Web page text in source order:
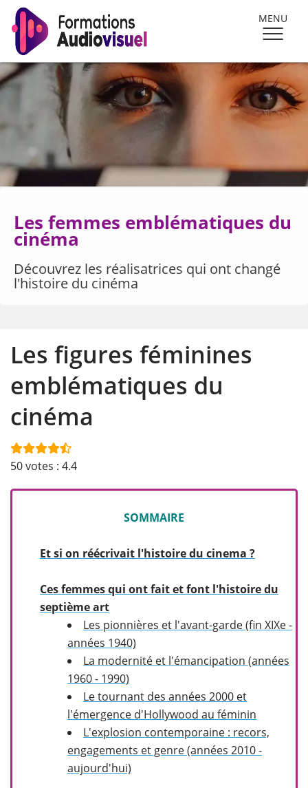
MENU
Les femmes emblématiques du
cinéma
Découvrez les réalisatrices qui ont changé
l'histoire du cinéma
Les figures féminines
emblématiques du
cinéma
50votes : 4.4
SOMMAIRE
Et si on réécrivait l'histoire du cinema ?
Ces femmes qui ont fait et font l'histoire du
septième art
Les pionnières et l'avant-garde (fin XIXe -
années 1940)
La modernité et l'émancipation (années
1960 - 1990)
Le tournant des années 2000 et
l'émergence d'Hollywood au féminin
L'explosion contemporaine : recors,
engagements et genre (années 2010 -
aujourd'hui)